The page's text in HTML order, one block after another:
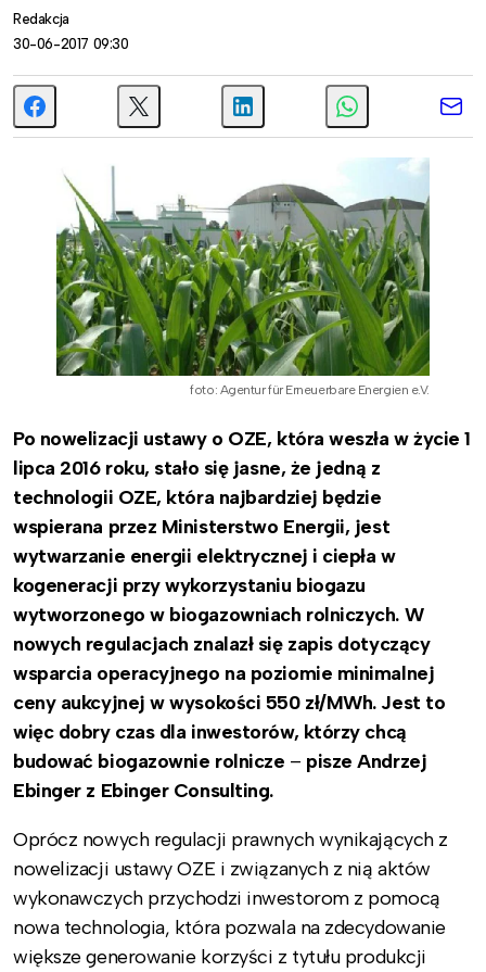
Redakcja
30-06-2017 09:30
foto: Agentur für Erneuerbare Energien e.V.
Po nowelizacji ustawy o OZE, która weszła w życie 1
lipca 2016 roku, stało się jasne, że jedną z
technologii OZE, która najbardziej będzie
wspierana przez Ministerstwo Energii, jest
wytwarzanie energii elektrycznej i ciepła w
kogeneracji przy wykorzystaniu biogazu
wytworzonego w biogazowniach rolniczych. W
nowych regulacjach znalazł się zapis dotyczący
wsparcia operacyjnego na poziomie minimalnej
ceny aukcyjnej w wysokości 550 zł/MWh. Jest to
więc dobry czas dla inwestorów, którzy chcą
budować biogazownie rolnicze – pisze Andrzej
Ebinger z Ebinger Consulting.
Oprócz nowych regulacji prawnych wynikających z
nowelizacji ustawy OZE i związanych z nią aktów
wykonawczych przychodzi inwestorom z pomocą
nowa technologia, która pozwala na zdecydowanie
większe generowanie korzyści z tytułu produkcji